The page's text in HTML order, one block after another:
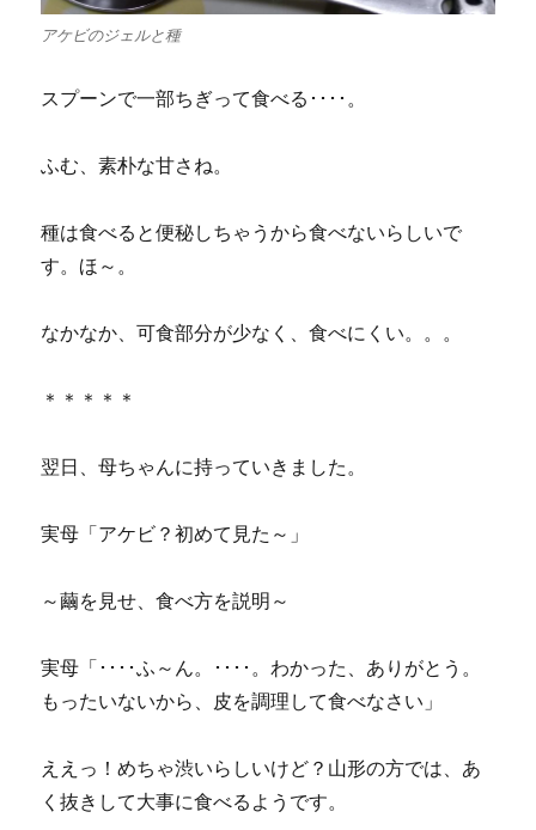
アケビのジェルと種
スプーンで一部ちぎって食べる････。
ふむ、素朴な甘さね。
種は食べると便秘しちゃうから食べないらしいで
す。ほ～。
なかなか、可食部分が少なく、食べにくい。。。
＊＊＊＊＊
翌日、母ちゃんに持っていきました。
実母「アケビ？初めて見た～」
～繭を見せ、食べ方を説明～
実母「････ふ～ん。････。わかった、ありがとう。
もったいないから、皮を調理して食べなさい」
ええっ！めちゃ渋いらしいけど？山形の方では、あ
く抜きして大事に食べるようです。